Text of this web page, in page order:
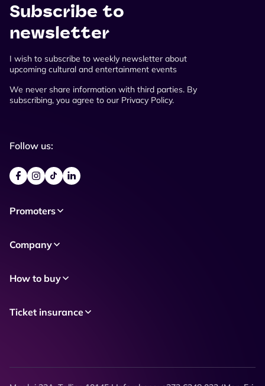
Subscribe to
newsletter
I wish to subscribe to weekly newsletter about
upcoming cultural and entertainment events
We never share information with third parties. By
subscribing, you agree to our Privacy Policy.
Follow us:
Promoters
Company
How to buy
Ticket insurance